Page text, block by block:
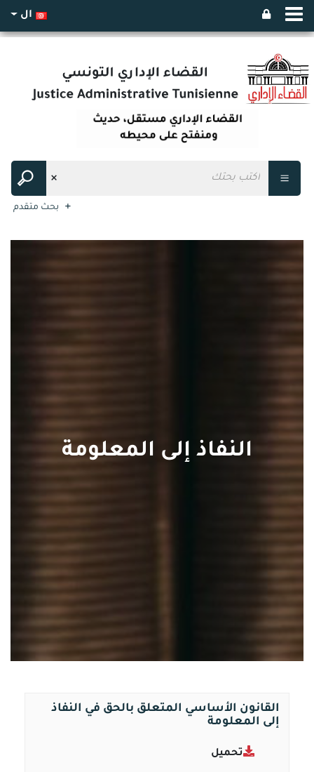
ال
بحث متقدم
النفاذ إلى المعلومة
القانون الأساسي المتعلق بالحق في النفاذ
إلى المعلومة
تحميل